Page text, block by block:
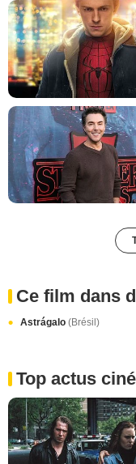
Ce film dans
Astrágalo (Brésil)
Top actus